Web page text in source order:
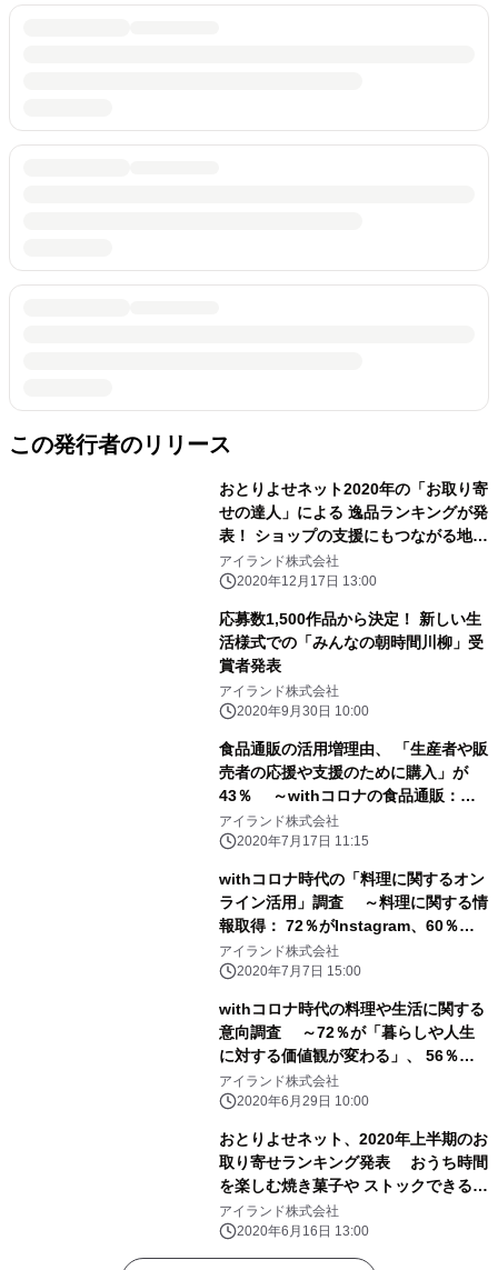
この発行者のリリース
おとりよせネット2020年の「お取り寄
せの達人」による 逸品ランキングが発
表！ ショップの支援にもつながる地域
性のある商品が多数ランクイン
アイランド株式会社
2020年12月17日 13:00
応募数1,500作品から決定！ 新しい生
活様式での「みんなの朝時間川柳」受
賞者発表
アイランド株式会社
2020年9月30日 10:00
食品通販の活用増理由、 「生産者や販
売者の応援や支援のために購入」が
43％ ～withコロナの食品通販：
42％が購入増える、 人気ジャンルは
洋菓子が50％～
アイランド株式会社
2020年7月17日 11:15
withコロナ時代の「料理に関するオン
ライン活用」調査 ～料理に関する情
報取得： 72％がInstagram、60％以
上が「料理のライブ配信」を視聴～
アイランド株式会社
2020年7月7日 15:00
withコロナ時代の料理や生活に関する
意向調査 ～72％が「暮らしや人生
に対する価値観が変わる」、 56％は
「料理をする機会が増える」～
アイランド株式会社
2020年6月29日 10:00
おとりよせネット、2020年上半期のお
取り寄せランキング発表 おうち時間
を楽しむ焼き菓子や ストックできるグ
ルメがランクイン
アイランド株式会社
2020年6月16日 13:00